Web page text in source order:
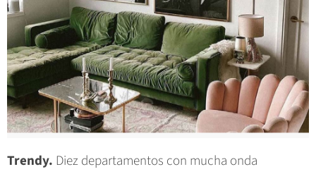
Trendy. Diez departamentos con mucha onda